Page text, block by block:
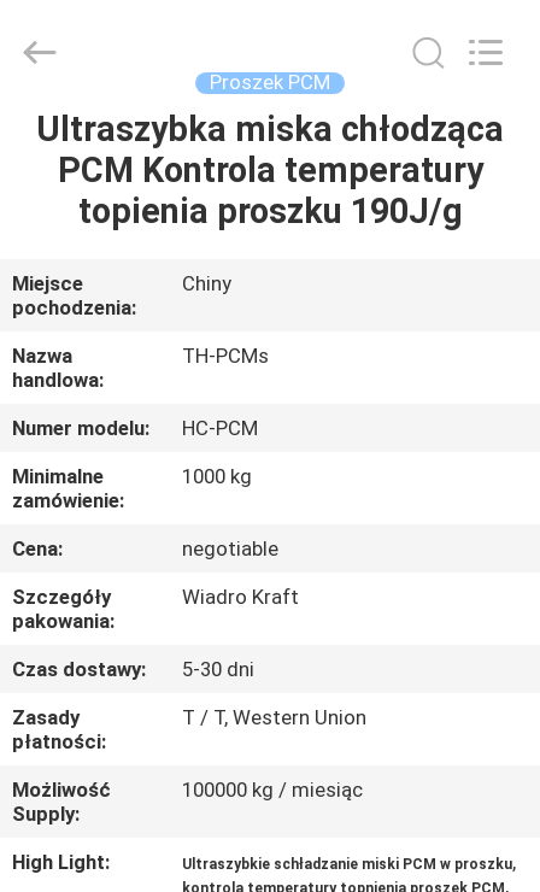
DOM
PRODUKTY
O
NAS
WYCIECZKA
PO
FABRYCE
KONTROLA
JAKOŚCI
SKONTAKTUJ
SIĘ
Z
NAMI
AKTUALNOŚCI
energy
Technology
Proszek PCM
Ultraszybka miska chłodząca
PCM Kontrola temperatury
topienia proszku 190J/g
Miejsce
pochodzenia:
Chiny
Nazwa
handlowa:
TH-PCMs
Numer modelu:
HC-PCM
Minimalne
zamówienie:
1000 kg
Cena:
negotiable
Szczegóły
pakowania:
Wiadro Kraft
Czas dostawy:
5-30 dni
Zasady
płatności:
T / T, Western Union
Możliwość
Supply:
100000 kg / miesiąc
High Light: Ultraszybkie schładzanie miski PCM w proszku,
,